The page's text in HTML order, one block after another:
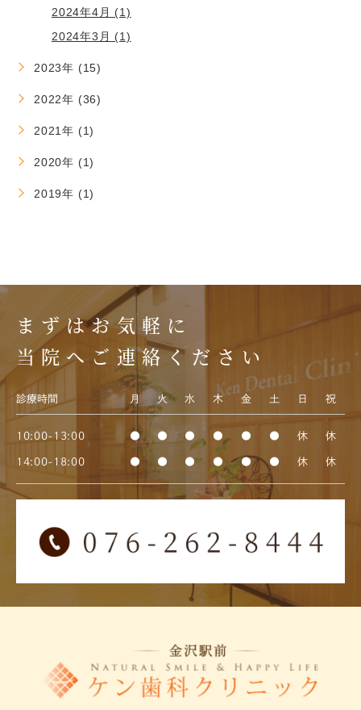
2024年4月 (1)
2024年3月 (1)
2023年 (15)
2022年 (36)
2021年 (1)
2020年 (1)
2019年 (1)
まずはお気軽に
当院へご連絡ください
診療時間 月 火 水 木 金 土 日 祝
10:00-13:00 ● ● ● ● ● ● 休 休
14:00-18:00 ● ● ● ● ● ● 休 休